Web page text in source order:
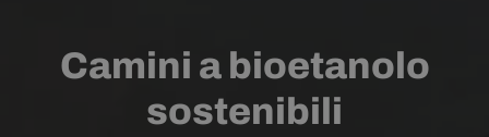
Camini a bioetanolo
sostenibili